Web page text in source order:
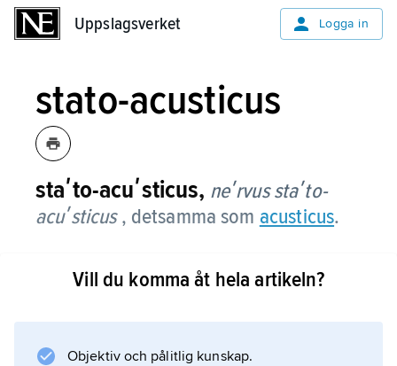
Uppslagsverket Logga in
stato-acusticus
staʹto-acuʹsticus, neʹrvus staʹto-
acuʹsticus , detsamma som acusticus.
Vill du komma åt hela artikeln?
Objektiv och pålitlig kunskap.